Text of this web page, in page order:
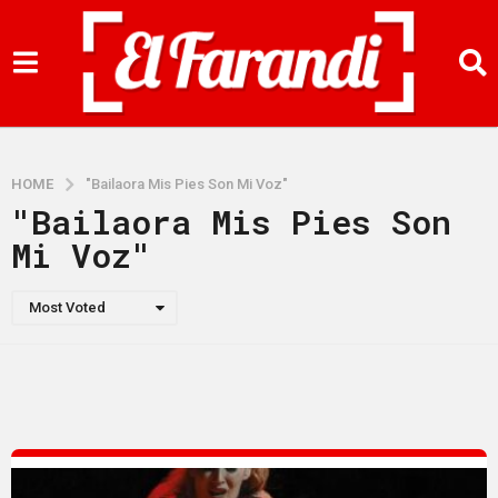
HOME "Bailaora Mis Pies Son Mi Voz"
"Bailaora Mis Pies Son
Mi Voz"
Most Voted